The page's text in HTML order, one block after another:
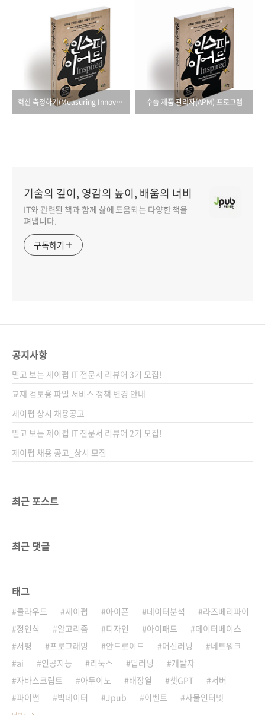
혁신 측정하기(Measuring Innovation) 수습 제품 관리자(APM) 프로그램
기술의 깊이, 영감의 높이, 배움의 너비
IT와 관련된 책과 함께 삶에 도움되는 다양한 책을
펴냅니다.
구독하기
공지사항
믿고 보는 제이펍 IT 전문서 리뷰어 3기 모집!
교재 검토용 파일 서비스 정책 변경 안내
제이펍 상시 채용공고
믿고 보는 제이펍 IT 전문서 리뷰어 2기 모집!
제이펍 채용 공고_상시 모집
최근 포스트
최근 댓글
태그
클라우드 제이펍 아이폰 데이터분석
라즈베리파이
정인식
알고리즘 디자인 아이패드
데이터베이스
서평
프로그래밍 안드로이드 머신러닝
네트워크
ai
인공지능 리눅스 딥러닝
개발자
자바스크립트
아두이노 배장열 챗GPT
서버
파이썬
빅데이터 Jpub 이벤트 사물인터넷